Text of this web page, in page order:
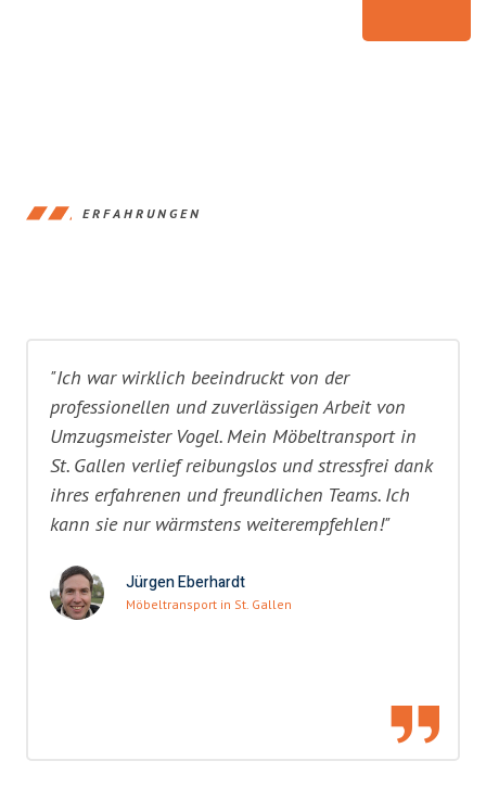
ERFAHRUNGEN
"Ich war wirklich beeindruckt von der
professionellen und zuverlässigen Arbeit von
Umzugsmeister Vogel. Mein Möbeltransport in
St. Gallen verlief reibungslos und stressfrei dank
ihres erfahrenen und freundlichen Teams. Ich
kann sie nur wärmstens weiterempfehlen!"
Jürgen Eberhardt
Möbeltransport in St. Gallen